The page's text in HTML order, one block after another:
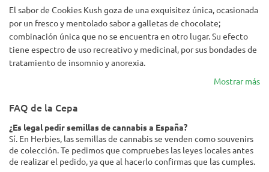
El sabor de Cookies Kush goza de una exquisitez única, ocasionada
por un fresco y mentolado sabor a galletas de chocolate;
combinación única que no se encuentra en otro lugar. Su efecto
tiene espectro de uso recreativo y medicinal, por sus bondades de
tratamiento de insomnio y anorexia.
Mostrar más
FAQ de la Cepa
¿Es legal pedir semillas de cannabis a España?
Sí. En Herbies, las semillas de cannabis se venden como souvenirs
de colección. Te pedimos que compruebes las leyes locales antes
de realizar el pedido, ya que al hacerlo confirmas que las cumples.